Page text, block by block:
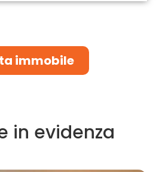
immobile
in evidenza